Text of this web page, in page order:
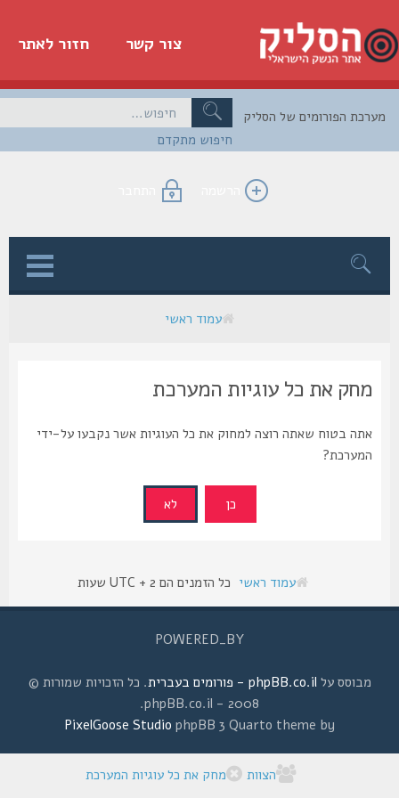
חזור לאתר צור קשר
חיפוש מתקדם
הפורומים של הסליק
הרשמה התחבר
עמוד ראשי
מחק את כל עוגיות המערכת
אתה בטוח שאתה רוצה למחוק את כל העוגיות אשר נקבעו על-ידי
המערכת?
עמוד ראשי כל הזמנים הם UTC + 2 שעות
POWERED_BY
מבוסס עלphpBB.co.il - פורומים בעברית
. כל הזכויות שמורות ©
2008 - phpBB.co.il.
phpBB 3 Quarto theme by
PixelGoose Studio
הצוות מחק את כל עוגיות המערכת